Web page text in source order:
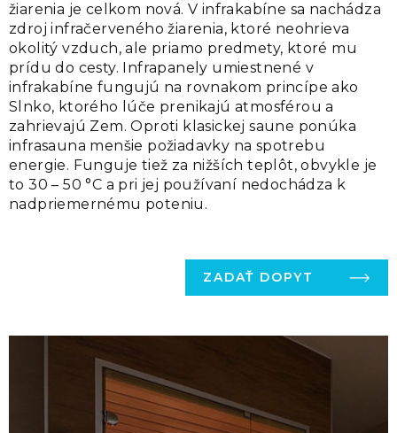
žiarenia je celkom nová. V infrakabíne sa nachádza
zdroj infračerveného žiarenia, ktoré neohrieva
okolitý vzduch, ale priamo predmety, ktoré mu
prídu do cesty. Infrapanely umiestnené v
infrakabíne fungujú na rovnakom princípe ako
Slnko, ktorého lúče prenikajú atmosférou a
zahrievajú Zem. Oproti klasickej saune ponúka
infrasauna menšie požiadavky na spotrebu
energie. Funguje tiež za nižších teplôt, obvykle je
to 30 – 50 °C a pri jej používaní nedochádza k
nadpriemernému poteniu.
ZADAŤ DOPYT